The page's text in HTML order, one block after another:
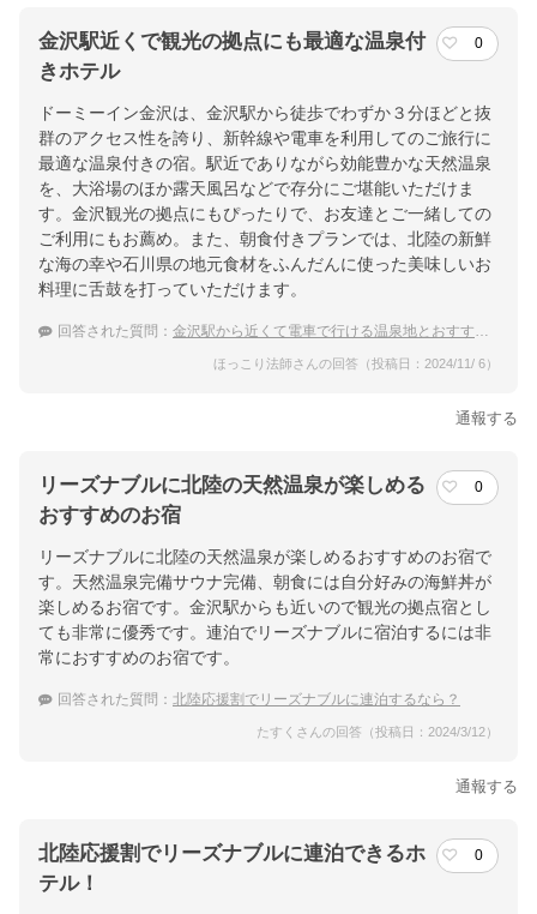
金沢駅近くで観光の拠点にも最適な温泉付
きホテル
0
ドーミーイン金沢は、金沢駅から徒歩でわずか３分ほどと抜
群のアクセス性を誇り、新幹線や電車を利用してのご旅行に
最適な温泉付きの宿。駅近でありながら効能豊かな天然温泉
を、大浴場のほか露天風呂などで存分にご堪能いただけま
す。金沢観光の拠点にもぴったりで、お友達とご一緒しての
ご利用にもお薦め。また、朝食付きプランでは、北陸の新鮮
な海の幸や石川県の地元食材をふんだんに使った美味しいお
料理に舌鼓を打っていただけます。
回答された質問： 金沢駅から近くて電車で行ける温泉地とおすすめの宿
ほっこり法師さんの回答（投稿日：2024/11/ 6）
通報する
リーズナブルに北陸の天然温泉が楽しめる
おすすめのお宿
0
リーズナブルに北陸の天然温泉が楽しめるおすすめのお宿で
す。天然温泉完備サウナ完備、朝食には自分好みの海鮮丼が
楽しめるお宿です。金沢駅からも近いので観光の拠点宿とし
ても非常に優秀です。連泊でリーズナブルに宿泊するには非
常におすすめのお宿です。
回答された質問： 北陸応援割でリーズナブルに連泊するなら？
たすくさんの回答（投稿日：2024/3/12）
通報する
北陸応援割でリーズナブルに連泊できるホ
テル！
0